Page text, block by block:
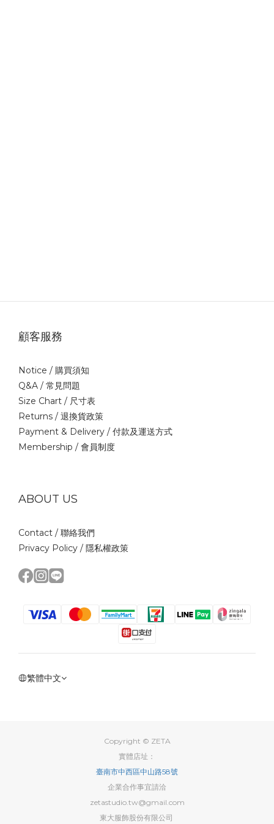
顧客服務
Notice / 購買須知
Q&A / 常見問題
Size Chart / 尺寸表
Returns / 退換貨政策
Payment & Delivery / 付款及運送方式
Membership / 會員制度
ABOUT US
Contact / 聯絡我們
Privacy Policy / 隱私權政策
繁體中文
Copyright © ZETA
實體店址：
臺南市中西區中山路58號
企業合作事宜請洽
zetastudio.tw@gmail.com
東大服飾股份有限公司